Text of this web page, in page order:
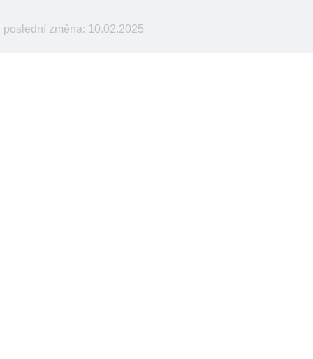
poslední změna: 10.02.2025